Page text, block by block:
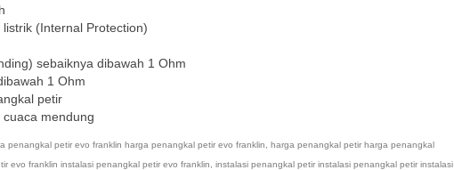
(Internal Protection)
sebaiknya dibawah 1 Ohm
1 Ohm
petir
mendung
penangkal petir evo franklin harga penangkal petir evo franklin
harga penangkal petir harga penangkal
evo franklin instalasi penangkal petir evo franklin
instalasi penangkal petir instalasi penangkal petir instalasi